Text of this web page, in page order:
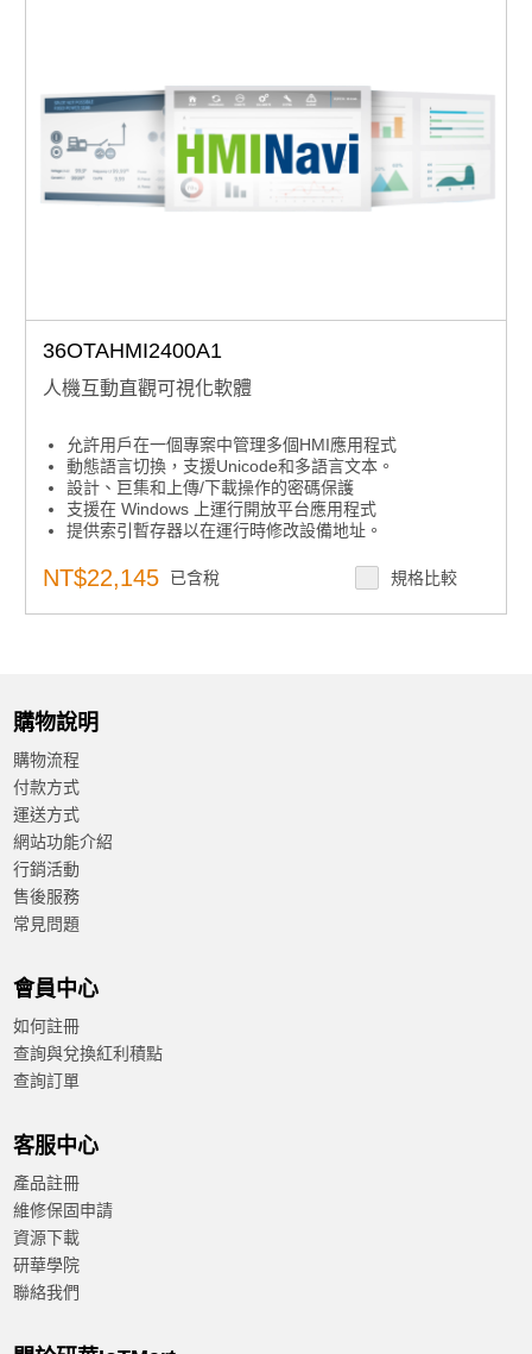
靈活的資料庫還原模式，用於自動數據訪問，提高查詢速
度
軟許可證在線身份驗證
36OTAHMI2400A1
人機互動直觀可視化軟體
允許用戶在一個專案中管理多個HMI應用程式
動態語言切換，支援Unicode和多語言文本。
設計、巨集和上傳/下載操作的密碼保護
支援在 Windows 上運行開放平台應用程式
提供索引暫存器以在運行時修改設備地址。
操作日誌有助於事件審查和調查
支援超過500+ PLC控制器驅動程式
符合食品藥品管理局第21章CFR第11部分
NT$22,145 已含稅 規格比較
購物說明
購物流程
付款方式
運送方式
網站功能介紹
行銷活動
售後服務
常見問題
會員中心
如何註冊
查詢與兌換紅利積點
查詢訂單
客服中心
產品註冊
維修保固申請
資源下載
研華學院
聯絡我們